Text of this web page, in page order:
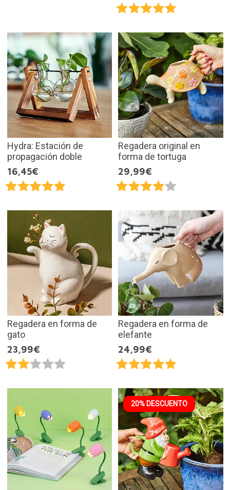
Hydra: Estación de
propagación doble
16,45€
Regadera original en
forma de tortuga
29,99€
Regadera en forma de
gato
23,99€
Regadera en forma de
elefante
24,99€
20% DESCUENTO